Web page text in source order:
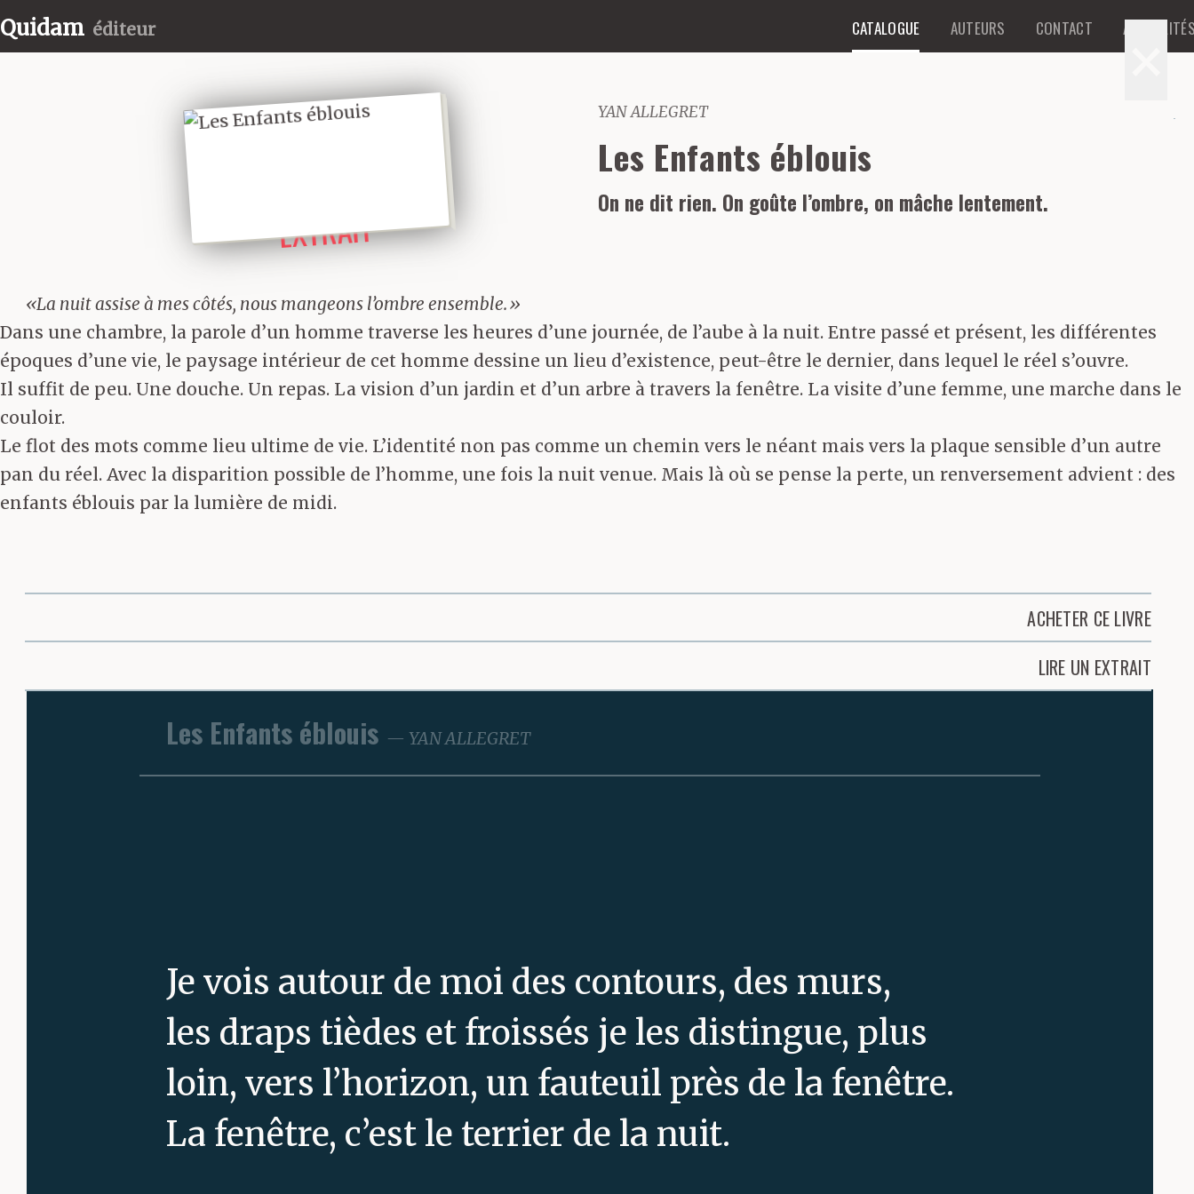
Quidam éditeur CATALOGUE AUTEURS CONTACT
EXTRAIT
YAN ALLEGRET
Les Enfants éblouis
On ne dit rien. On goûte l’ombre, on mâche lentement.
«La nuit assise à mes côtés, nous mangeons l’ombre ensemble.»
Dans une chambre, la parole d’un homme traverse les heures d’une journée, de l’aube à la nuit. Entre passé et présent, les différentes
époques d’une vie, le paysage intérieur de cet homme dessine un lieu d’existence, peut-être le dernier, dans lequel le réel s’ouvre.
Il suffit de peu. Une douche. Un repas. La vision d’un jardin et d’un arbre à travers la fenêtre. La visite d’une femme, une marche dans le
couloir.
Le flot des mots comme lieu ultime de vie. L’identité non pas comme un chemin vers le néant mais vers la plaque sensible d’un autre
pan du réel. Avec la disparition possible de l’homme, une fois la nuit venue. Mais là où se pense la perte, un renversement advient : des
enfants éblouis par la lumière de midi.
ACHETER CE LIVRE
LIRE UN EXTRAIT
Les Enfants éblouis YAN ALLEGRET
Je vois autour de moi des contours, des murs,
les draps tièdes et froissés je les distingue, plus
loin, vers l’horizon, un fauteuil près de la fenêtre.
La fenêtre, c’est le terrier de la nuit.